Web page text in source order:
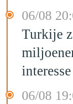
06/08
Turkije
interesse
06/08